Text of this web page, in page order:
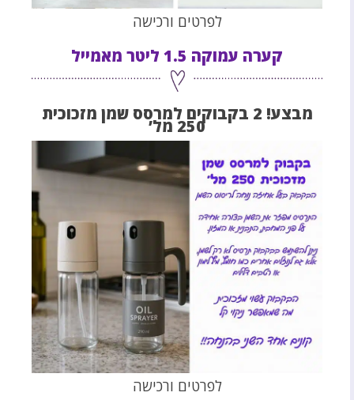
לפרטים ורכישה
קערה עמוקה 1.5 ליטר מאמייל
מבצע! 2 בקבוקים למרסס שמן מזכוכית
250 מל’
לפרטים ורכישה